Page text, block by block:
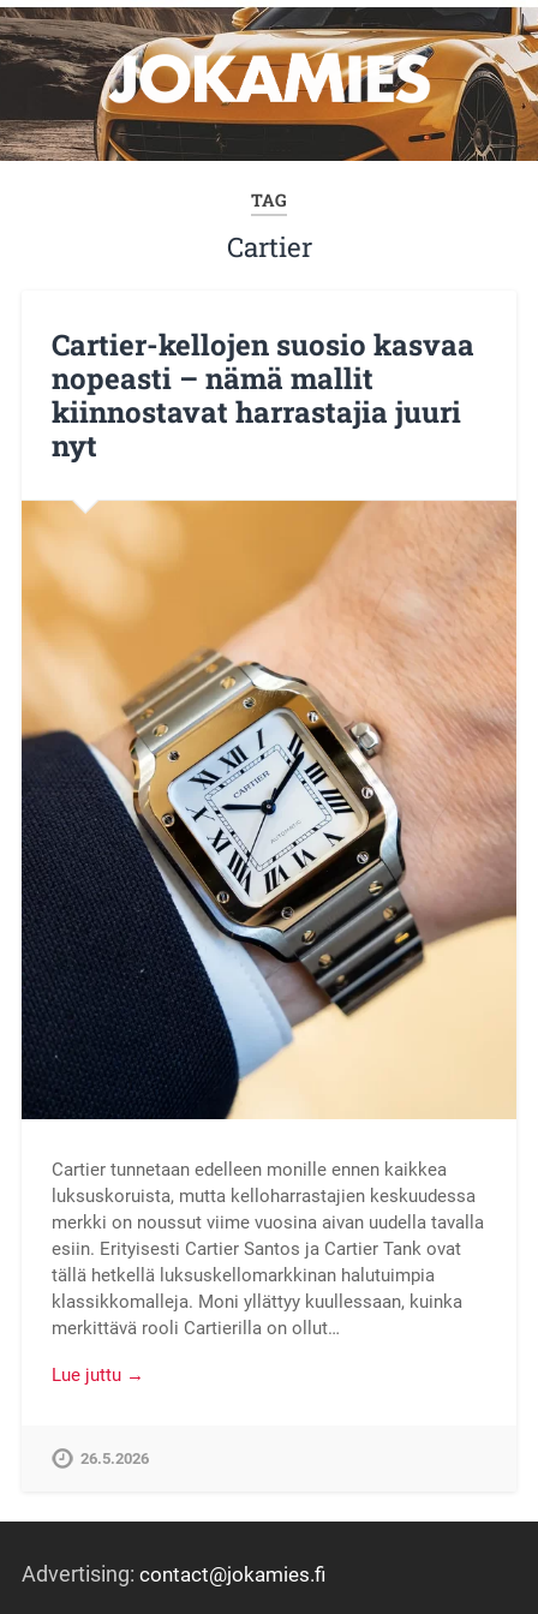
TAG
Cartier
Cartier-kellojen suosio kasvaa
nopeasti – nämä mallit
kiinnostavat harrastajia juuri
nyt
Cartier tunnetaan edelleen monille ennen kaikkea
luksuskoruista, mutta kelloharrastajien keskuudessa
merkki on noussut viime vuosina aivan uudella tavalla
esiin. Erityisesti Cartier Santos ja Cartier Tank ovat
tällä hetkellä luksuskellomarkkinan halutuimpia
klassikkomalleja. Moni yllättyy kuullessaan, kuinka
merkittävä rooli Cartierilla on ollut…
Lue juttu →
26.5.2026
Advertising: contact@jokamies.fi